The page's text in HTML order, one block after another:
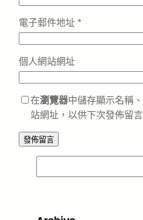
電子郵件地址 *
個人網站網址
在瀏覽器中儲存顯示名稱
站網址，以供下次發佈留
e